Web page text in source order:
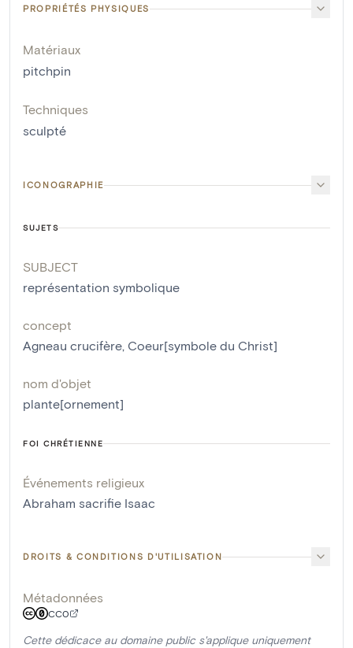
PROPRIÉTÉS PHYSIQUES
Matériaux
pitchpin
Techniques
sculpté
ICONOGRAPHIE
SUJETS
SUBJECT
représentation symbolique
concept
Agneau crucifère, Coeur[symbole du Christ]
nom d'objet
plante[ornement]
FOI CHRÉTIENNE
Événements religieux
Abraham sacrifie Isaac
DROITS & CONDITIONS D'UTILISATION
Métadonnées
CC0
Cette dédicace au domaine public s'applique uniquement